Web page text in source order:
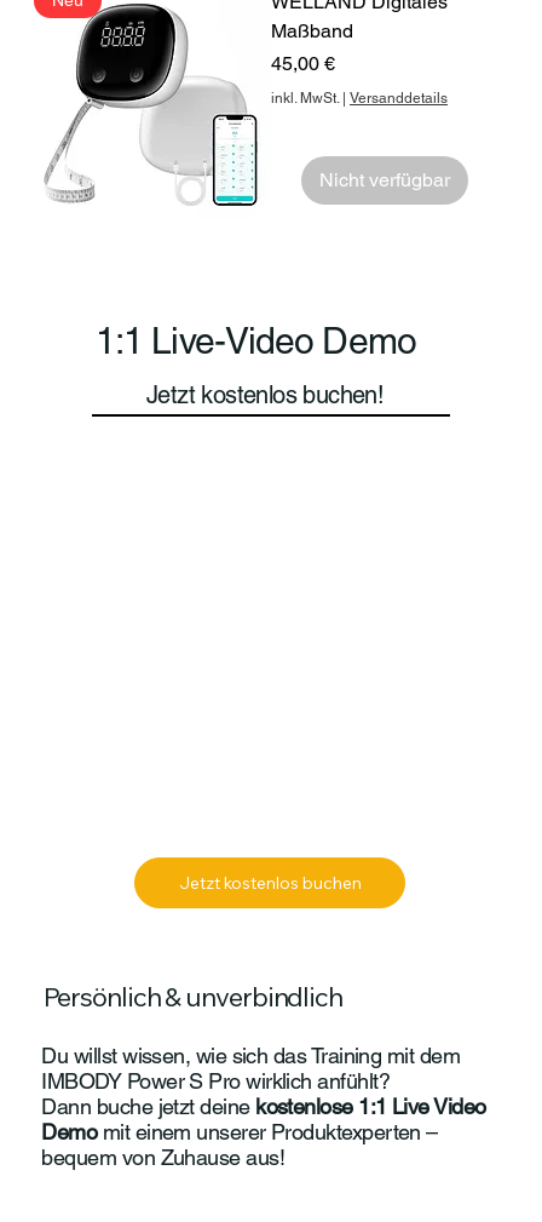
Maßband
Preis
45,00 €
inkl. MwSt.| Versanddetails
Nicht verfügbar
1:1 Live-Video Demo
Jetzt kostenlos buchen!
Jetzt kostenlos buchen
Du willst wissen, wie sich das Training mit dem
IMBODY Power S Pro wirklich anfühlt?
Dann buche jetzt deine kostenlose 1:1 Live Video
Demomit einem unserer Produktexperten –
bequem von Zuhause aus!
Persönlich & unverbindlich